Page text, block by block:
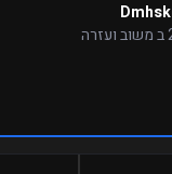
במשוב ועזרה